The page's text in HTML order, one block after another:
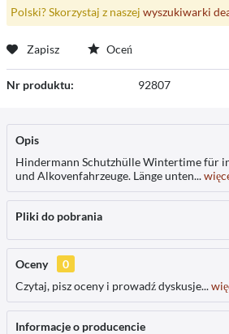
Polski? Skorzystaj z naszej wyszukiwarki
Zapisz Oceń
Nr produktu: 92807
Opis
Hindermann Schutzhülle Wintertime für
und Alkovenfahrzeuge. Länge unten...
Pliki do pobrania
Oceny
0
Czytaj, pisz oceny i prowadź dyskusje...
Informacje o producencie